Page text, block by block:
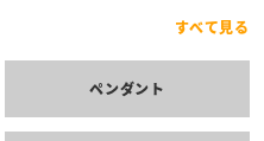
すべて見る
ペンダント